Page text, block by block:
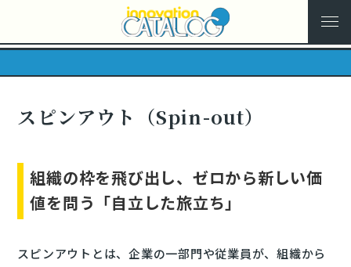
スピンアウト（Spin-out）
組織の枠を飛び出し、ゼロから新しい価
値を問う「自立した旅立ち」
スピンアウトとは、企業の一部門や従業員が、組織から